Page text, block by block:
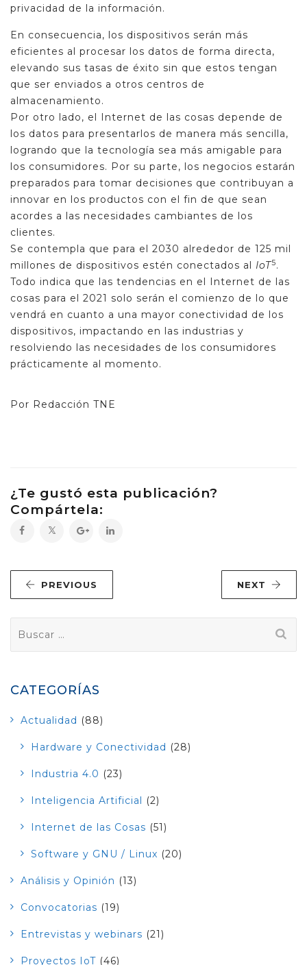
privacidad de la información.
En consecuencia, los dispositivos serán más
eficientes al procesar los datos de forma directa,
elevando sus tasas de éxito sin que estos tengan
que ser enviados a otros centros de
almacenamiento.
Por otro lado, el Internet de las cosas depende de
los datos para presentarlos de manera más sencilla,
logrando que la tecnología sea más amigable para
los consumidores. Por su parte, los negocios estarán
preparados para tomar decisiones que contribuyan a
innovar en los productos con el fin de que sean
acordes a las necesidades cambiantes de los
clientes.
Se contempla que para el 2030 alrededor de 125 mil
millones de dispositivos estén conectados al IoT5.
Todo indica que las tendencias en el Internet de las
cosas para el 2021 solo serán el comienzo de lo que
vendrá en cuanto a una mayor conectividad de los
dispositivos, impactando en las industrias y
resolviendo las necesidades de los consumidores
prácticamente al momento.
Por Redacción TNE
¿Te gustó esta publicación?
Compártela:
PREVIOUS NEXT
CATEGORÍAS
Actualidad (88)
Hardware y Conectividad (28)
Industria 4.0 (23)
Inteligencia Artificial (2)
Internet de las Cosas (51)
Software y GNU / Linux (20)
Análisis y Opinión (13)
Convocatorias (19)
Entrevistas y webinars (21)
Proyectos IoT (46)